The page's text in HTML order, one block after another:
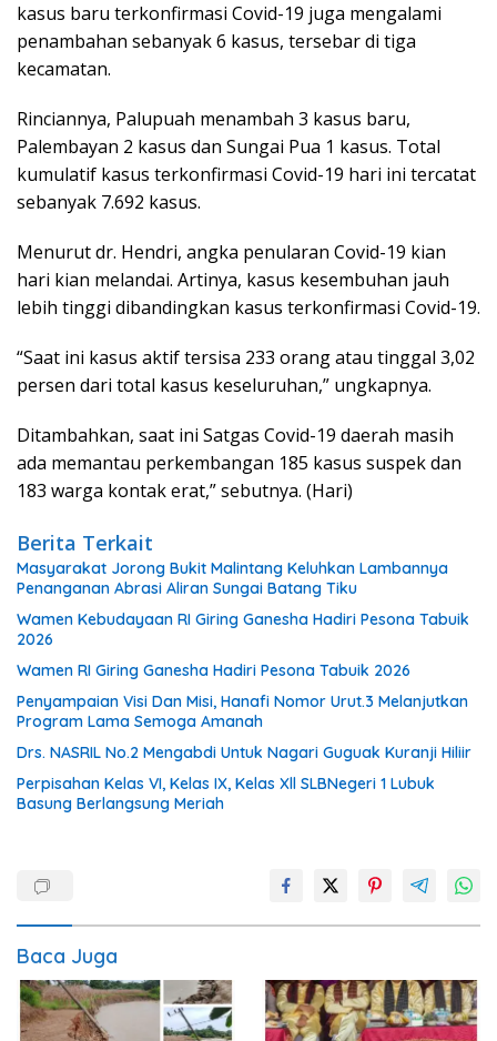
kasus baru terkonfirmasi Covid-19 juga mengalami
penambahan sebanyak 6 kasus, tersebar di tiga
kecamatan.
Rinciannya, Palupuah menambah 3 kasus baru,
Palembayan 2 kasus dan Sungai Pua 1 kasus. Total
kumulatif kasus terkonfirmasi Covid-19 hari ini tercatat
sebanyak 7.692 kasus.
Menurut dr. Hendri, angka penularan Covid-19 kian
hari kian melandai. Artinya, kasus kesembuhan jauh
lebih tinggi dibandingkan kasus terkonfirmasi Covid-19.
“Saat ini kasus aktif tersisa 233 orang atau tinggal 3,02
persen dari total kasus keseluruhan,” ungkapnya.
Ditambahkan, saat ini Satgas Covid-19 daerah masih
ada memantau perkembangan 185 kasus suspek dan
183 warga kontak erat,” sebutnya. (Hari)
Berita Terkait
Masyarakat Jorong Bukit Malintang Keluhkan Lambannya
Penanganan Abrasi Aliran Sungai Batang Tiku
Wamen Kebudayaan RI Giring Ganesha Hadiri Pesona Tabuik
2026
Wamen RI Giring Ganesha Hadiri Pesona Tabuik 2026
Penyampaian Visi Dan Misi, Hanafi Nomor Urut.3 Melanjutkan
Program Lama Semoga Amanah
Drs. NASRIL No.2 Mengabdi Untuk Nagari Guguak Kuranji Hiliir
Perpisahan Kelas VI, Kelas IX, Kelas Xll SLBNegeri 1 Lubuk
Basung Berlangsung Meriah
Baca Juga